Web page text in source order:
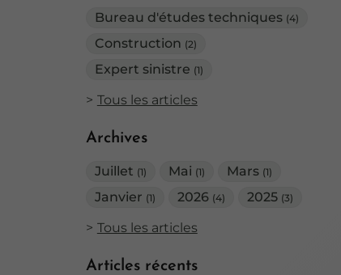
Bureau d'études techniques (4)
Construction (2)
Expert sinistre (1)
Tous les articles
Archives
Juillet (1) Mai (1) Mars (1)
Janvier (1) 2026 (4) 2025 (3)
Tous les articles
Articles récents